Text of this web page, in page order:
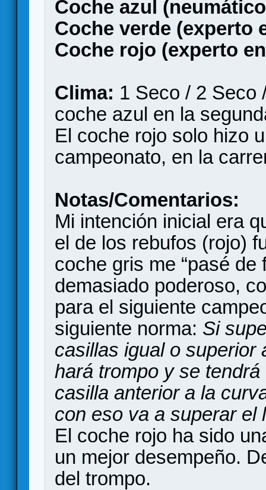
Coche azul
Coche verde (experto
Coche rojo (experto
Clima: 1 Seco / 2 Seco
coche azul en la
El coche rojo solo hizo
campeonato, en la
Notas/Comentarios:
Mi intención inicial era
el de los rebufos (rojo)
coche gris me “pasé de
demasiado poderoso,
para el siguiente
siguiente norma: Si
casillas igual o superior
hará trompo y se
casilla anterior a la
con eso va a superar el
El coche rojo ha sido
un mejor desempeño.
del trompo.